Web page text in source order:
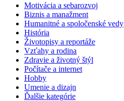
Motivácia a sebarozvoj
Biznis a manažment
Humanitné a spoločenské vedy
História
Životopisy a reportáže
Vzťahy a rodina
Zdravie a životný štýl
Počítače a internet
Hobby
Umenie a dizajn
Ďalšie kategórie